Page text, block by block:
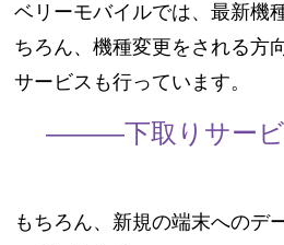
ベリーモバイルでは、最新機
ちろん、機種変更をされる方
サービスも行っています。
―――下取りサー
もちろん、新規の端末へのデ